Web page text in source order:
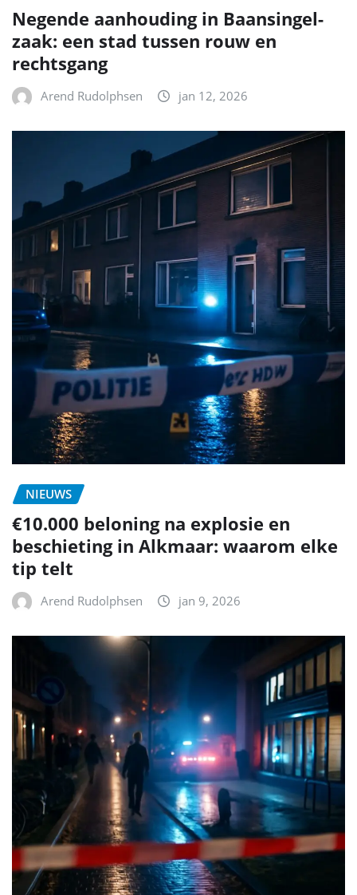
Negende aanhouding in Baansingel-
zaak: een stad tussen rouw en
rechtsgang
Arend Rudolphsen jan 12, 2026
NIEUWS
€10.000 beloning na explosie en
beschieting in Alkmaar: waarom elke
tip telt
Arend Rudolphsen jan 9, 2026